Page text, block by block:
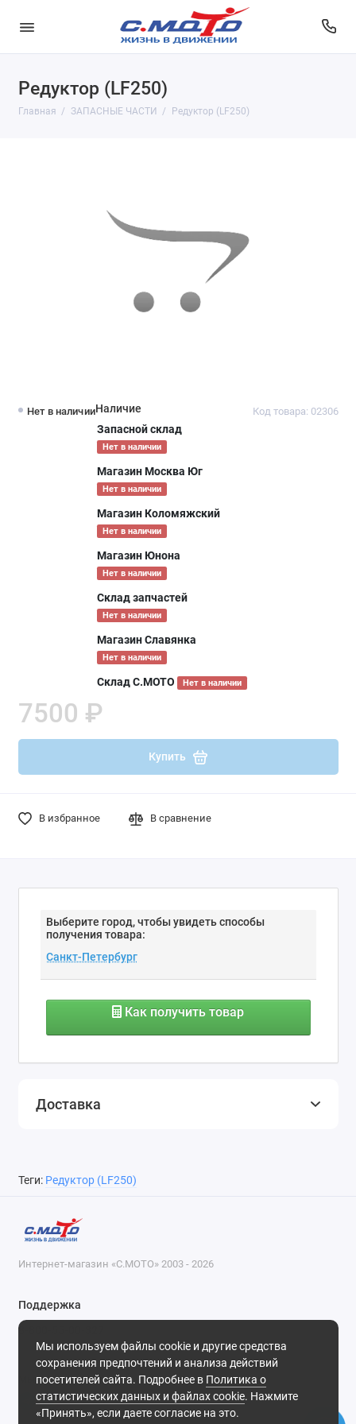
Редуктор (LF250)
Главная ЗАПАСНЫЕ ЧАСТИ Редуктор (LF250)
Нет в наличии Код товара: 02306
Наличие
Запасной склад
Нет в наличии
Магазин Москва Юг
Нет в наличии
Магазин Коломяжский
Нет в наличии
Магазин Юнона
Нет в наличии
Склад запчастей
Нет в наличии
Магазин Славянка
Нет в наличии
Склад С.МОТО Нет в наличии
7500 ₽
Купить
В избранное В сравнение
Выберите город, чтобы увидеть способы
получения товара:
Как получить товар
Доставка
Теги: Редуктор (LF250)
Мы используем файлы cookie и другие средства
сохранения предпочтений и анализа действий
посетителей сайта. Подробнее в Политика о
статистических данных и файлах cookie. Нажмите
«Принять», если даете согласие на это.
Интернет-магазин «С.МОТО» 2003 - 2026
Поддержка
8-800-55-00-327
Будни, с 09-30 до 18-30
Мы в сети